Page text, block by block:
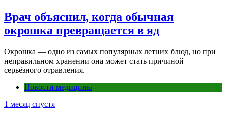
Врач объяснил, когда обычная
окрошка превращается в яд
Окрошка — одно из самых популярных летних блюд, но при
неправильном хранении она может стать причиной
серьёзного отравления.
Новости медицины
1 месяц спустя